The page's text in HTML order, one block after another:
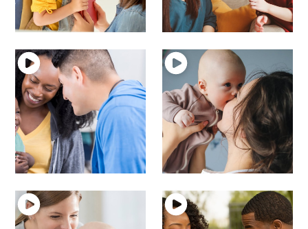
après 3 ans
Langage et enfant
partir de 2 ans 1/2
Langage et enfant
7 – Langage oral à
partir de 2 ans
Langage et enfant
6 – Langage oral de
16 à 19 mois
Langage et enfant